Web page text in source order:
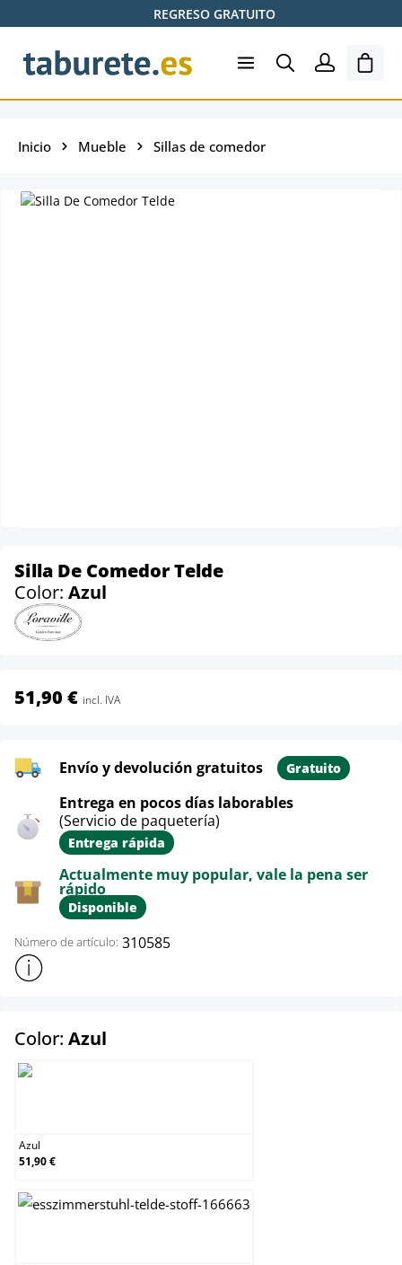
Saltar al contenido principalREGRESO GRATUITO
El
Inicio Mueble Sillas de comedor
Silla De Comedor Telde
Color: Azul
51,90 € incl. IVA
Envío y devolución gratuitos Gratuito
Entrega en pocos días laborables
(Servicio de paquetería)
Entrega rápida
Actualmente muy popular, vale la pena ser
rápido
Disponible
Número de artículo: 310585
Mostrar más información sobre el producto
Color: Azul
Azul
51,90 €